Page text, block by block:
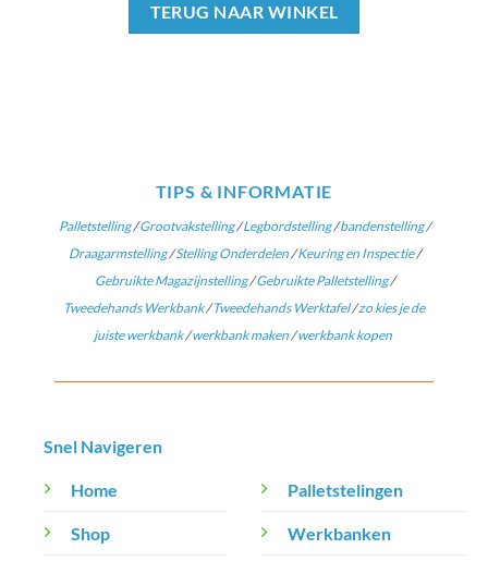
TERUG NAAR WINKEL
TIPS & INFORMATIE
Palletstelling/Grootvakstelling/Legbordstelling/bandenstelling/
Draagarmstelling/Stelling Onderdelen/Keuring en Inspectie/
Gebruikte Magazijnstelling/Gebruikte Palletstelling/
Tweedehands Werkbank/Tweedehands Werktafel/zo kies je de
juiste werkbank/werkbank maken/werkbank kopen
Snel Navigeren
Home
Shop
Palletstelingen
Werkbanken